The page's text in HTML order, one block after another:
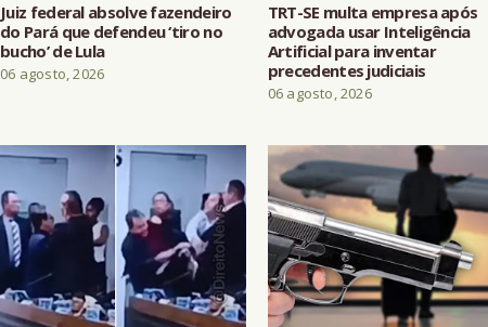
Juiz federal absolve fazendeiro
do Pará que defendeu ‘tiro no
bucho’ de Lula
06 agosto, 2026
TRT-SE multa empresa após
advogada usar Inteligência
Artificial para inventar
precedentes judiciais
06 agosto, 2026